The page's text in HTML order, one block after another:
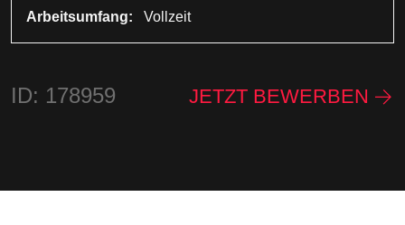
Arbeitsumfang: Vollzeit
ID: 178959 JETZT BEWERBEN